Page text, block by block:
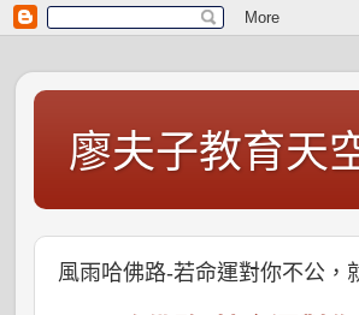
廖夫子教育天
風雨哈佛路-若命運對你不公，